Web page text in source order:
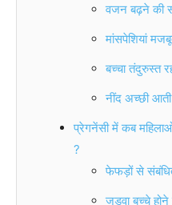
वजन बढ़ने की
मांसपेशियां
बच्चा तंदुरुस्त
नींद अच्छी
प्रेगनेंसी में कब
?
फेफड़ों से संबंधित
जुड़वा बच्चे होने